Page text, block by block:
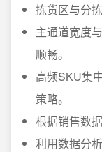
拣货区与分
主通道宽度
顺畅。
高频SKU集
策略。
根据销售数
利用数据分